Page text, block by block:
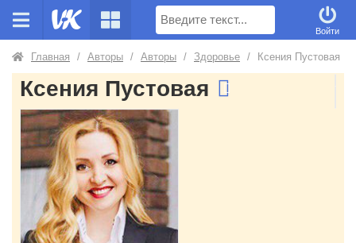
Поиск
Войти
Главная / Авторы / Авторы / Здоровье / Ксения Пустовая
Ксения Пустовая